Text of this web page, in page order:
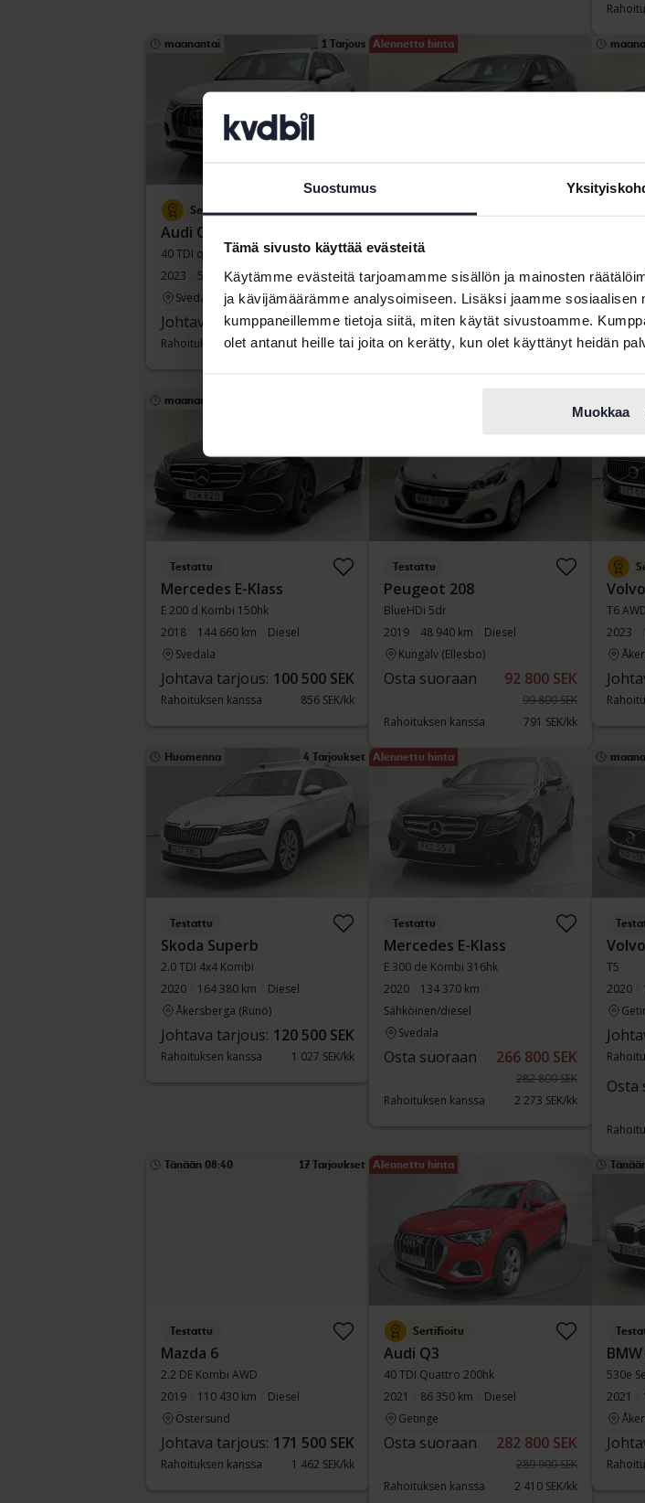
Suostumus
Tämä sivusto käyttää evästeitä
Käytämme evästeitä tarjoamamme sisällön ja mainosten
ja kävijämäärämme analysoimiseen. Lisäksi jaamme sosiaalisen
kumppaneillemme tietoja siitä, miten käytät sivustoamme.
olet antanut heille tai joita on kerätty, kun olet käyttänyt heidän
Muokkaa
maanantai 1 Tarjous
Sertifioitu Plus
Audi Q3
40 TDI quattro
2023
56 480 km
Diesel
Svedala
Johtava tarjous: 185 000 SEK
Rahoituksen kanssa 1 576 SEK/kk
Alennettu hinta
Testattu
T2
2017
93 680 km
Bensiini
Kungälv (Ellesbo)
Osta suoraan 155 800 SEK
159 800 SEK
2022
maanantai
Testattu
Mercedes E-Klass
E 200 d Kombi 150hk
2018
144 660 km
Diesel
Svedala
Johtava tarjous: 100 500 SEK
Rahoituksen kanssa 856 SEK/kk
Testattu
Peugeot 208
BlueHDi 5dr
2019
48 940 km
Diesel
Kungälv (Ellesbo)
Osta suoraan 92 800 SEK
99 800 SEK
Rahoituksen kanssa
791 SEK/kk
T6
2023
Huomenna 4 Tarjoukset
Testattu
Skoda Superb
2.0 TDI 4x4 Kombi
2020
164 380 km
Diesel
Åkersberga (Runö)
Johtava tarjous: 120 500 SEK
Rahoituksen kanssa 1 027 SEK/kk
Alennettu hinta
Testattu
Mercedes E-Klass
E 300 de Kombi 316hk
2020
134 370 km
Sähköinen/diesel
Svedala
Osta suoraan 266 800 SEK
282 800 SEK
Rahoituksen kanssa
2 273 SEK/kk
T5
2020
Osta
Tänään 08:40 17 Tarjoukset
Testattu
Mazda 6
2.2 DE Kombi AWD
2019
110 430 km
Diesel
Östersund
Johtava tarjous: 171 500 SEK
Rahoituksen kanssa 1 462 SEK/kk
Alennettu hinta
Sertifioitu
Audi Q3
40 TDI Quattro 200hk
2021
86 350 km
Diesel
Getinge
Osta suoraan 282 800 SEK
289 900 SEK
Rahoituksen kanssa
2 410 SEK/kk
530e
2021